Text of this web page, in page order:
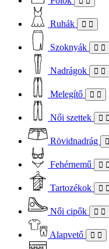
Ruhák
Szoknyák
Nadrágok
Melegítő
Női szettek
Rövidnadrág
Fehérnemű
Tartozékok
Női cipők
Alapvető